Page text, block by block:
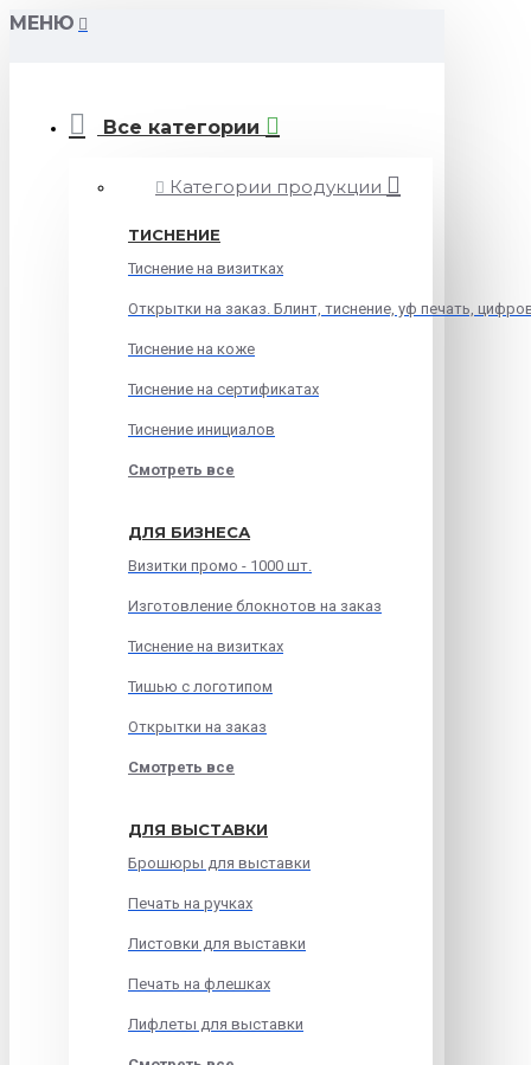
МЕНЮ
Все категории
Категории продукции
ТИСНЕНИЕ
Тиснение на визитках
Открытки на заказ. Блинт, тиснение, уф печать,
Тиснение на коже
Тиснение на сертификатах
Тиснение инициалов
Смотреть все
ДЛЯ БИЗНЕСА
Визитки промо - 1000 шт.
Изготовление блокнотов на заказ
Тиснение на визитках
Тишью с логотипом
Открытки на заказ
Смотреть все
ДЛЯ ВЫСТАВКИ
Брошюры для выставки
Печать на ручках
Листовки для выставки
Печать на флешках
Лифлеты для выставки